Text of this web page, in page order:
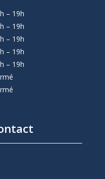
– 19h
– 19h
– 19h
– 19h
– 19h